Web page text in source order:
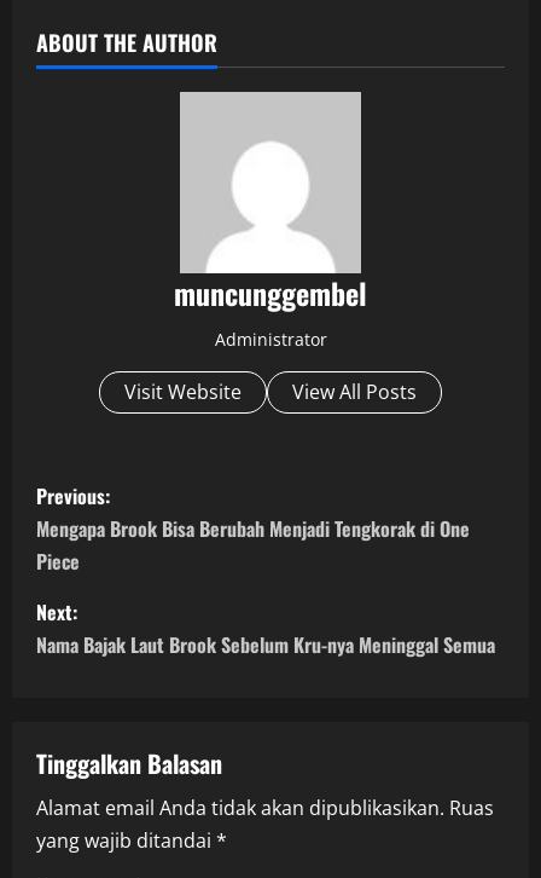
ABOUT THE AUTHOR
muncunggembel
Administrator
Visit Website View All Posts
P
o
s
t
a
v
i
Previous:
Mengapa Brook Bisa Berubah Menjadi Tengkorak di One
Piece
Next:
Nama Bajak Laut Brook Sebelum Kru-nya Meninggal Semua
Tinggalkan Balasan
Alamat email Anda tidak akan dipublikasikan. Ruas
yang wajib ditandai *